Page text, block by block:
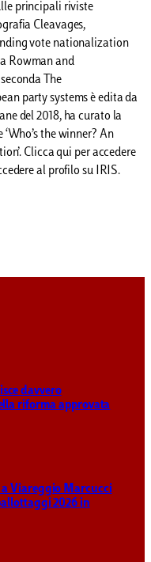
principali riviste
Cleavages,
vote nationalization
Rowman and
The
party systems è edita da
del 2018, ha curato la
the winner? An
Clicca qui per accedere
al profilo su IRIS.
davvero
riforma approvata
a Viareggio Marcucci
2026 in